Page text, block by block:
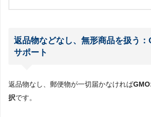
返品物などなし、無形商品を扱う：
サポート
返品物なし、郵便物が一切届かなければ
択です。